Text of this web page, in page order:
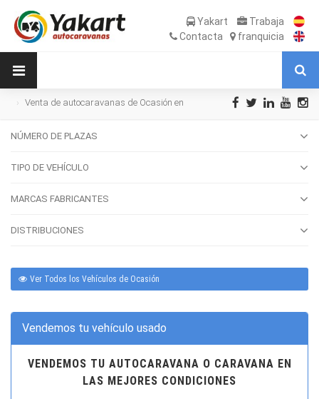
Yakart
Trabaja
Contacta
franquicia
Venta de autocaravanas de Ocasión en
NÚMERO DE PLAZAS
TIPO DE VEHÍCULO
MARCAS FABRICANTES
DISTRIBUCIONES
Ver Todos los Vehículos de Ocasión
Vendemos tu vehículo usado
VENDEMOS TU AUTOCARAVANA O CARAVANA EN
LAS MEJORES CONDICIONES